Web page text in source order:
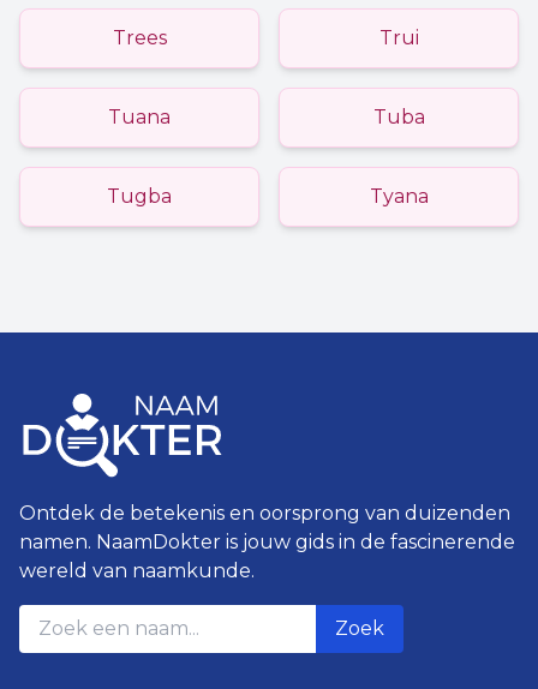
Trees Trui
Tuana Tuba
Tugba Tyana
Ontdek de betekenis en oorsprong van duizenden
namen. NaamDokter is jouw gids in de fascinerende
wereld van naamkunde.
Zoek